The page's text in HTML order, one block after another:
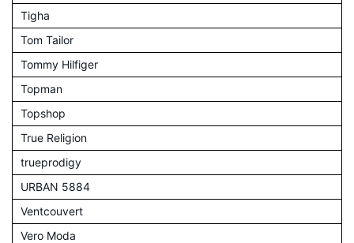
Tigha
Tom Tailor
Tommy Hilfiger
Topman
Topshop
True Religion
trueprodigy
URBAN 5884
Ventcouvert
Vero Moda